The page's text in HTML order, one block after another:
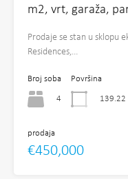
m2, vrt, garaža,
Prodaje se stan u sklopu
Residences,…
Broj soba
4
Površina
139.22
prodaja
€450,000